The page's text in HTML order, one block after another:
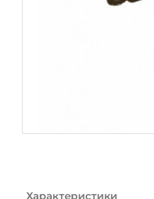
Характеристики